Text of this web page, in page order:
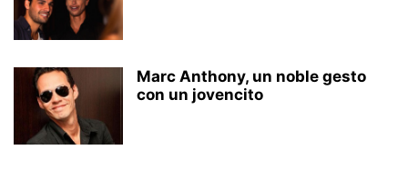
Marc Anthony, un noble gesto
con un jovencito